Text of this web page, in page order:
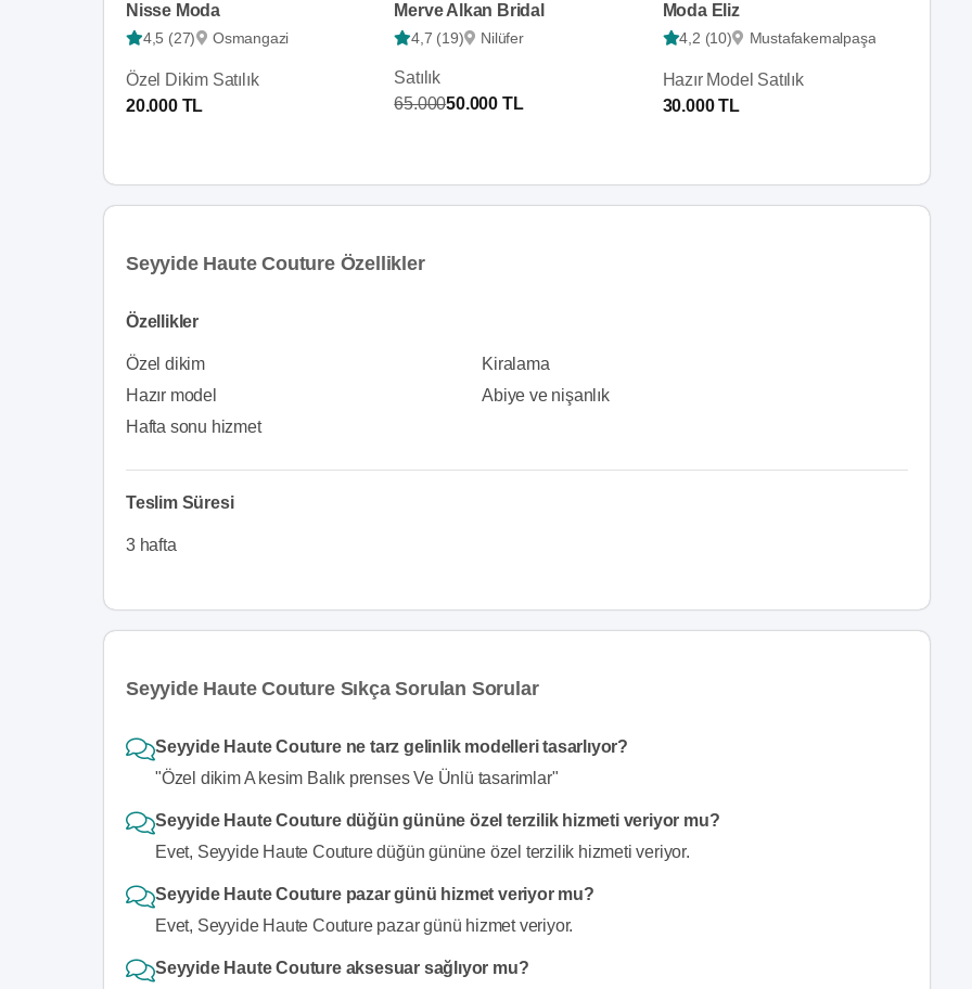
Nisse Moda
4,5 (27) Osmangazi
Özel Dikim Satılık
20.000 TL
Merve Alkan Bridal
4,7 (19) Nilüfer
Satılık
65.00050.000 TL
Moda Eliz
4,2 (10) Mustafakemalpaşa
Hazır Model Satılık
30.000 TL
Seyyide Haute Couture Özellikler
Özellikler
Özel dikim
Kiralama
Hazır model
Abiye ve nişanlık
Hafta sonu hizmet
Teslim Süresi
3 hafta
Seyyide Haute Couture Sıkça Sorulan Sorular
Seyyide Haute Couture ne tarz gelinlik modelleri tasarlıyor?
"Özel dikim A kesim Balık prenses Ve Ünlü tasarimlar"
Seyyide Haute Couture düğün gününe özel terzilik hizmeti veriyor mu?
Evet, Seyyide Haute Couture düğün gününe özel terzilik hizmeti veriyor.
Seyyide Haute Couture pazar günü hizmet veriyor mu?
Evet, Seyyide Haute Couture pazar günü hizmet veriyor.
Seyyide Haute Couture aksesuar sağlıyor mu?